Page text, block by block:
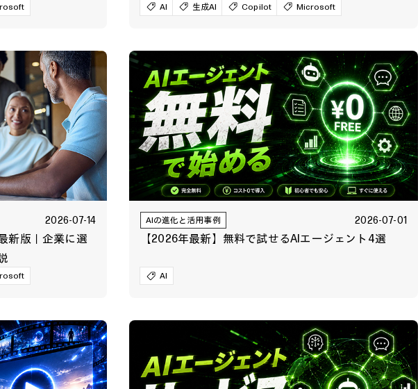
AI 生成AI Copilot Microsoft
2026-07-14
新版｜企業に選
AIの進化と活用事例 2026-07-01
【2026年最新】無料で試せるAIエージェント4選
AI